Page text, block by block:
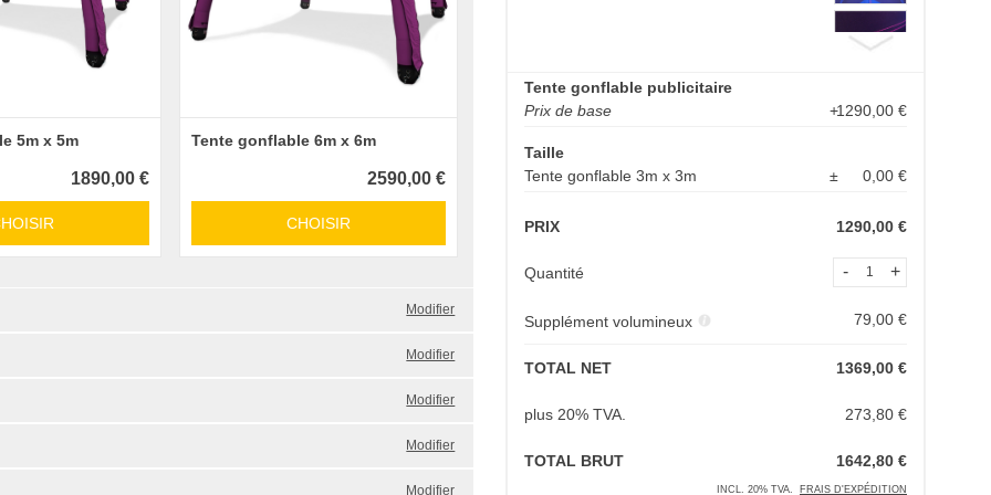
5m x 5m
1890,00 €
Tente gonflable 6m x 6m
2590,00 €
CHOISIR
Modifier
Modifier
Modifier
Modifier
Modifier
Modifier
Modifier
Modifier
Modifier
Modifier
Modifier
Modifier
Modifier
Modifier
Modifier
Modifier
Modifier
Tente gonflable publicitaire
Prix de base
+1290,00 €
Taille
Tente gonflable 3m x 3m
± 0,00 €
PRIX 1290,00 €
Quantité - +
Supplément volumineux 79,00 €
TOTAL NET 1369,00 €
plus 20% TVA. 273,80 €
TOTAL BRUT 1642,80 €
INCL. 20% TVA. FRAIS D'EXPÉDITION